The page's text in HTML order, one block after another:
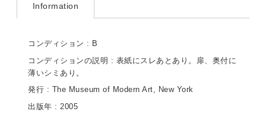
Information
コンディション : B
コンディションの説明 : 表紙にスレあとあり。扉、奥付に
薄いシミあり。
発行 : The Museum of Modern Art, New York
出版年 : 2005